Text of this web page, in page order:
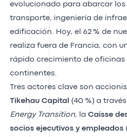
evolucionado para abarcar los
transporte, ingeniería de
edificación. Hoy, el 62 % de
realiza fuera de Francia, con
rápido crecimiento de oficinas
continentes.
Tres actores clave son
Tikehau Capital
(40 %) a
Energy Transition, la Caisse
socios ejecutivos y empleados